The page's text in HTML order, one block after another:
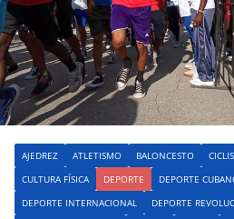
AJEDREZ ATLETISMO BALONCESTO
CULTURA FÍSICA
DEPORTE
DEPORTE
DEPORTE INTERNACIONAL
DEPORTE